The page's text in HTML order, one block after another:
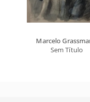
Marcelo
Sem Título